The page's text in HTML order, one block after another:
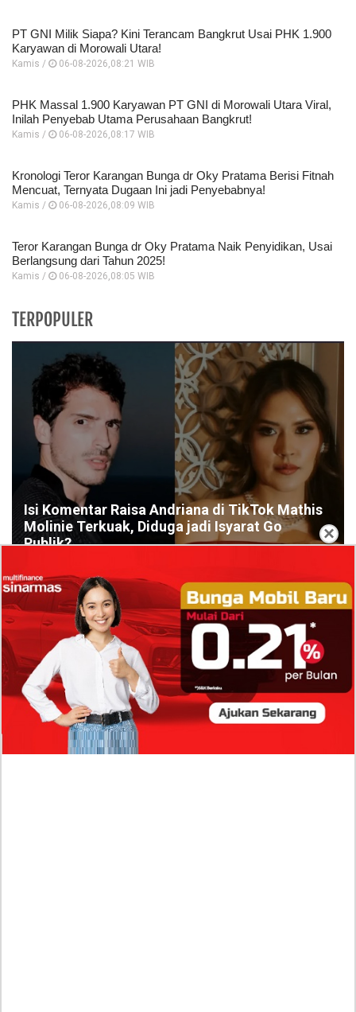
×
PT GNI Milik Siapa? Kini Terancam Bangkrut Usai PHK 1.900
Karyawan di Morowali Utara!
Kamis / 06-08-2026,08:21 WIB
PHK Massal 1.900 Karyawan PT GNI di Morowali Utara Viral,
Inilah Penyebab Utama Perusahaan Bangkrut!
Kamis / 06-08-2026,08:17 WIB
Kronologi Teror Karangan Bunga dr Oky Pratama Berisi Fitnah
Mencuat, Ternyata Dugaan Ini jadi Penyebabnya!
Kamis / 06-08-2026,08:09 WIB
Teror Karangan Bunga dr Oky Pratama Naik Penyidikan, Usai
Berlangsung dari Tahun 2025!
Kamis / 06-08-2026,08:05 WIB
TERPOPULER
Isi Komentar Raisa Andriana di TikTok Mathis
Molinie Terkuak, Diduga jadi Isyarat Go
Publik?
Profil Biodata Mathis Molinié, Chef Prancis Pacar
Baru Raisa Andriana yang Kini Resmi Go Publik?
Sumber Penghasilan Asila Maisa Apa Saja? Dituding
Beli Barang Branded Pakai Uang Ayah yang Jadi
Wabup!
Dugaan Bullying: Siswa MTs Pati Kehilangan 2 Jari,
Intip Dua Versi Kronologinya